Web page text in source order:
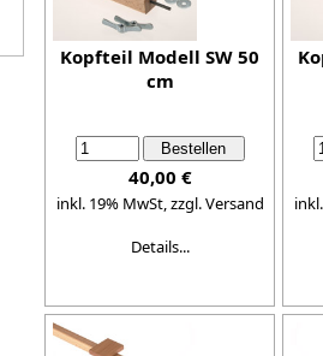
Kopfteil Modell SW 50
cm
40,00 €
inkl. 19% MwSt,zzgl. Versand
Details...